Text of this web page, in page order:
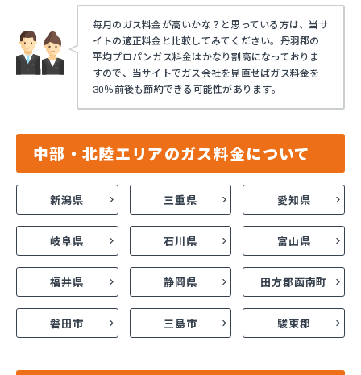
毎月のガス料金が高いかな？と思っている方は、当サ
イトの適正料金と比較してみてください。丹羽郡の
平均プロパンガス料金はかなり割高になっておりま
すので、当サイトでガス会社を見直せばガス料金を
30％前後も節約できる可能性があります。
中部・北陸エリアのガス料金について
新潟県 三重県 愛知県
岐阜県 石川県 富山県
福井県 静岡県 田方郡函南町
磐田市 三島市 駿東郡